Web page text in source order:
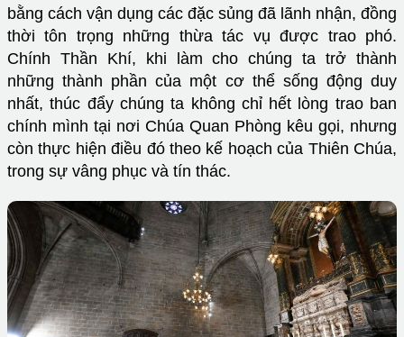
bằng cách vận dụng các đặc sủng đã lãnh nhận, đồng
thời tôn trọng những thừa tác vụ được trao phó.
Chính Thần Khí, khi làm cho chúng ta trở thành
những thành phần của một cơ thể sống động duy
nhất, thúc đẩy chúng ta không chỉ hết lòng trao ban
chính mình tại nơi Chúa Quan Phòng kêu gọi, nhưng
còn thực hiện điều đó theo kế hoạch của Thiên Chúa,
trong sự vâng phục và tín thác.